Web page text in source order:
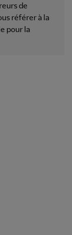
de
référer à la
pour la